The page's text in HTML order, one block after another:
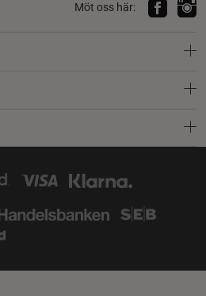
Möt oss här: